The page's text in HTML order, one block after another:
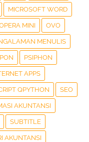
MICROSOFT WORD
MINI OVO
MENULIS
PSIPHON
APPS
QPYTHON SEO
AKUNTANSI
SUBTITLE
AKUNTANSI